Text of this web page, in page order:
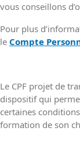
vous conseillons
Pour plus
le Compte
Le CPF projet de
dispositif qui
certaines
formation de son